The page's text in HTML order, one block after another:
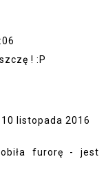
! :P
10 listopada 2016
furorę - jest